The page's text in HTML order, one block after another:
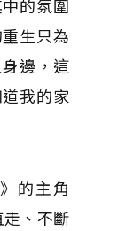
的氛圍
生只為
邊，這
我的家
的主角
、不斷